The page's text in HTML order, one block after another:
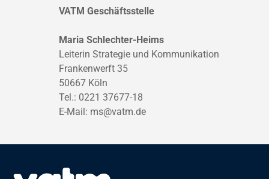
VATM Geschäftsstelle
Maria Schlechter-Heims
Leiterin Strategie und Kommunikation
Frankenwerft 35
50667 Köln
Tel.: 0221 37677-18
E-Mail: ms@vatm.de